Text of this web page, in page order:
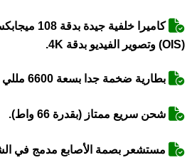
كاميرا
(OIS) وتصوير الفيديو بدقة 4K.
بطارية ضخمة جدا بسعة 6600 مللي أمبير.
شحن سريع ممتاز (بقدرة 66 واط).
مستشعر بصمة الأصابع مدمج في